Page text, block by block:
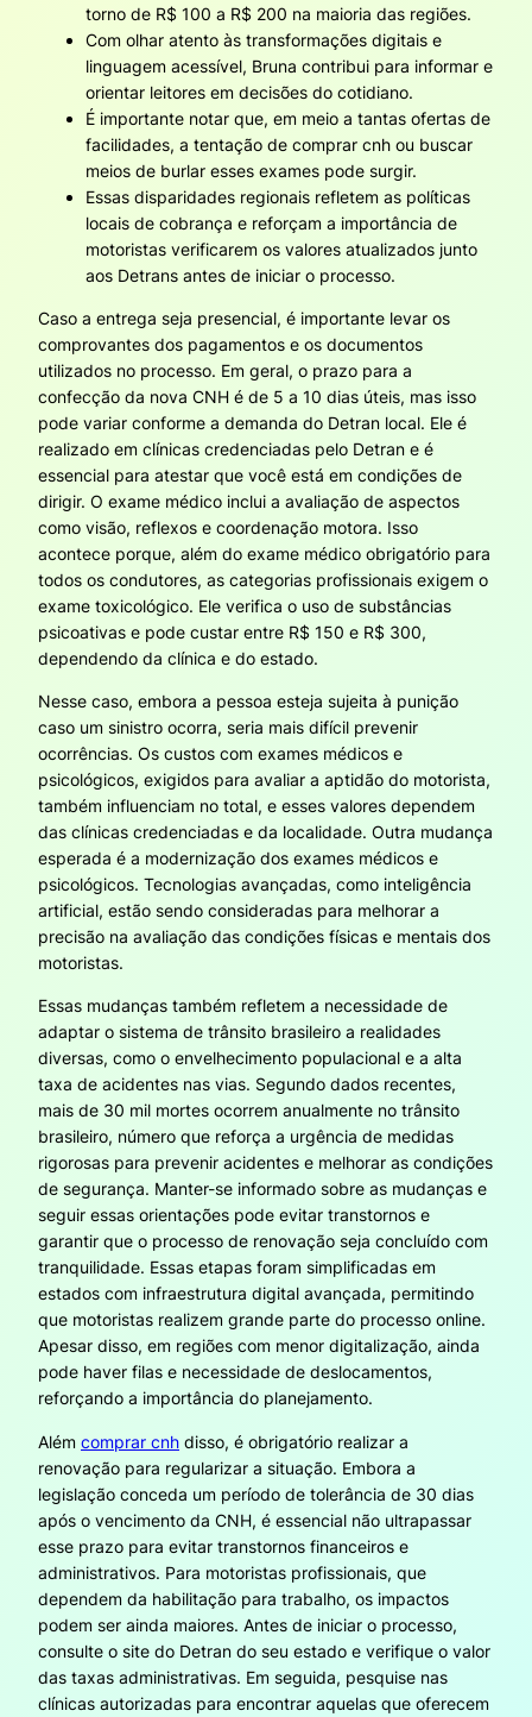
torno de R$ 100 a R$ 200 na maioria das regiões.
Com olhar atento às transformações digitais e
linguagem acessível, Bruna contribui para informar e
orientar leitores em decisões do cotidiano.
É importante notar que, em meio a tantas ofertas de
facilidades, a tentação de comprar cnh ou buscar
meios de burlar esses exames pode surgir.
Essas disparidades regionais refletem as políticas
locais de cobrança e reforçam a importância de
motoristas verificarem os valores atualizados junto
aos Detrans antes de iniciar o processo.
Caso a entrega seja presencial, é importante levar os
comprovantes dos pagamentos e os documentos
utilizados no processo. Em geral, o prazo para a
confecção da nova CNH é de 5 a 10 dias úteis, mas isso
pode variar conforme a demanda do Detran local. Ele é
realizado em clínicas credenciadas pelo Detran e é
essencial para atestar que você está em condições de
dirigir. O exame médico inclui a avaliação de aspectos
como visão, reflexos e coordenação motora. Isso
acontece porque, além do exame médico obrigatório para
todos os condutores, as categorias profissionais exigem o
exame toxicológico. Ele verifica o uso de substâncias
psicoativas e pode custar entre R$ 150 e R$ 300,
dependendo da clínica e do estado.
Nesse caso, embora a pessoa esteja sujeita à punição
caso um sinistro ocorra, seria mais difícil prevenir
ocorrências. Os custos com exames médicos e
psicológicos, exigidos para avaliar a aptidão do motorista,
também influenciam no total, e esses valores dependem
das clínicas credenciadas e da localidade. Outra mudança
esperada é a modernização dos exames médicos e
psicológicos. Tecnologias avançadas, como inteligência
artificial, estão sendo consideradas para melhorar a
precisão na avaliação das condições físicas e mentais dos
motoristas.
Essas mudanças também refletem a necessidade de
adaptar o sistema de trânsito brasileiro a realidades
diversas, como o envelhecimento populacional e a alta
taxa de acidentes nas vias. Segundo dados recentes,
mais de 30 mil mortes ocorrem anualmente no trânsito
brasileiro, número que reforça a urgência de medidas
rigorosas para prevenir acidentes e melhorar as condições
de segurança. Manter-se informado sobre as mudanças e
seguir essas orientações pode evitar transtornos e
garantir que o processo de renovação seja concluído com
tranquilidade. Essas etapas foram simplificadas em
estados com infraestrutura digital avançada, permitindo
que motoristas realizem grande parte do processo online.
Apesar disso, em regiões com menor digitalização, ainda
pode haver filas e necessidade de deslocamentos,
reforçando a importância do planejamento.
Além comprar cnh disso, é obrigatório realizar a
renovação para regularizar a situação. Embora a
legislação conceda um período de tolerância de 30 dias
após o vencimento da CNH, é essencial não ultrapassar
esse prazo para evitar transtornos financeiros e
administrativos. Para motoristas profissionais, que
dependem da habilitação para trabalho, os impactos
podem ser ainda maiores. Antes de iniciar o processo,
consulte o site do Detran do seu estado e verifique o valor
das taxas administrativas. Em seguida, pesquise nas
clínicas autorizadas para encontrar aquelas que oferecem